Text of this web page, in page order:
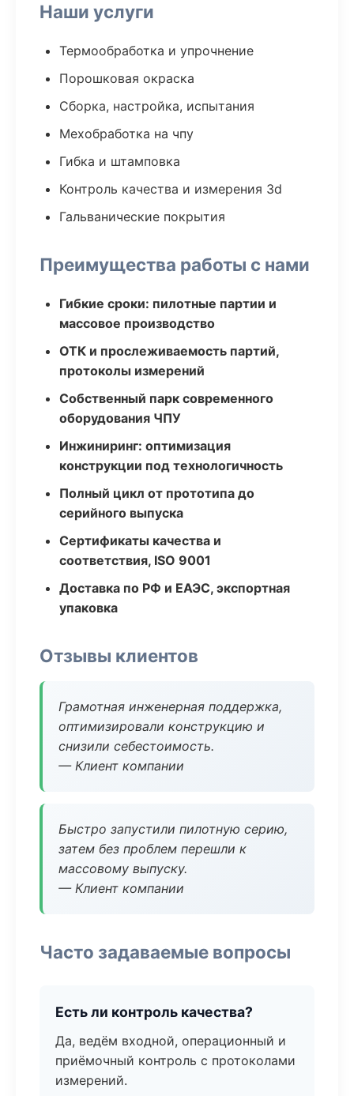
Наши услуги
Термообработка и упрочнение
Порошковая окраска
Сборка, настройка, испытания
Мехобработка на чпу
Гибка и штамповка
Контроль качества и измерения 3d
Гальванические покрытия
Преимущества работы с нами
Гибкие сроки: пилотные партии и
массовое производство
ОТК и прослеживаемость партий,
протоколы измерений
Собственный парк современного
оборудования ЧПУ
Инжиниринг: оптимизация
конструкции под технологичность
Полный цикл от прототипа до
серийного выпуска
Сертификаты качества и
соответствия, ISO 9001
Доставка по РФ и ЕАЭС, экспортная
упаковка
Отзывы клиентов
Грамотная инженерная поддержка,
оптимизировали конструкцию и
снизили себестоимость.
— Клиент компании
Быстро запустили пилотную серию,
затем без проблем перешли к
массовому выпуску.
— Клиент компании
Часто задаваемые вопросы
Есть ли контроль качества?
Да, ведём входной, операционный и
приёмочный контроль с протоколами
измерений.